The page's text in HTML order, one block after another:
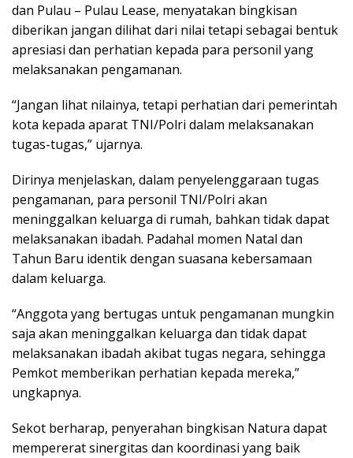
dan Pulau – Pulau Lease, menyatakan bingkisan
diberikan jangan dilihat dari nilai tetapi sebagai bentuk
apresiasi dan perhatian kepada para personil yang
melaksanakan pengamanan.
“Jangan lihat nilainya, tetapi perhatian dari pemerintah
kota kepada aparat TNI/Polri dalam melaksanakan
tugas-tugas,” ujarnya.
Dirinya menjelaskan, dalam penyelenggaraan tugas
pengamanan, para personil TNI/Polri akan
meninggalkan keluarga di rumah, bahkan tidak dapat
melaksanakan ibadah. Padahal momen Natal dan
Tahun Baru identik dengan suasana kebersamaan
dalam keluarga.
“Anggota yang bertugas untuk pengamanan mungkin
saja akan meninggalkan keluarga dan tidak dapat
melaksanakan ibadah akibat tugas negara, sehingga
Pemkot memberikan perhatian kepada mereka,”
ungkapnya.
Sekot berharap, penyerahan bingkisan Natura dapat
mempererat sinergitas dan koordinasi yang baik